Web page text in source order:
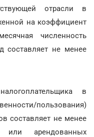
отрасли в
на коэффициент
численность
составляет не менее
в
пользования)
составляет не менее
или арендованных